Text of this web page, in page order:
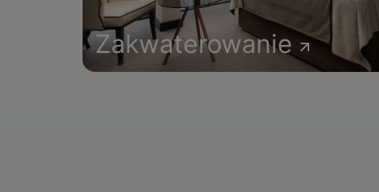
Zakwaterowanie